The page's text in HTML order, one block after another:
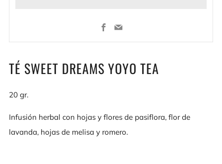
Facebook
Email
TÉ SWEET DREAMS YOYO TEA
20 gr.
Infusión herbal con hojas y flores de pasiflora, flor de
lavanda, hojas de melisa y romero.